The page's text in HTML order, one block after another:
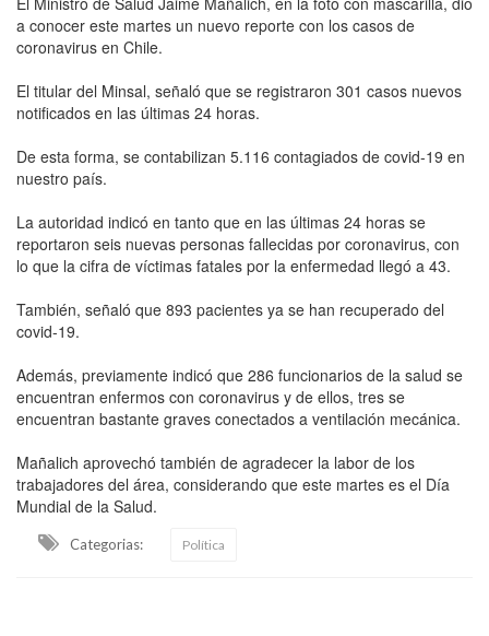
a conocer este martes un nuevo reporte con los casos de
coronavirus en Chile.
El titular del Minsal, señaló que se registraron 301 casos nuevos
notificados en las últimas 24 horas.
De esta forma, se contabilizan 5.116 contagiados de covid-19 en
nuestro país.
La autoridad indicó en tanto que en las últimas 24 horas se
reportaron seis nuevas personas fallecidas por coronavirus, con
lo que la cifra de víctimas fatales por la enfermedad llegó a 43.
También, señaló que 893 pacientes ya se han recuperado del
covid-19.
Además, previamente indicó que 286 funcionarios de la salud se
encuentran enfermos con coronavirus y de ellos, tres se
encuentran bastante graves conectados a ventilación mecánica.
Mañalich aprovechó también de agradecer la labor de los
trabajadores del área, considerando que este martes es el Día
Mundial de la Salud.
Categorias: Política